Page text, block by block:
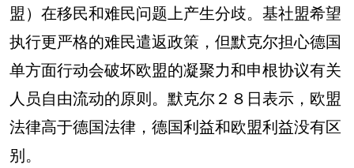
盟）在移民和难民问题上产生分歧。基社盟希望
执行更严格的难民遣返政策，但默克尔担心德国
单方面行动会破坏欧盟的凝聚力和申根协议有关
人员自由流动的原则。默克尔２８日表示，欧盟
法律高于德国法律，德国利益和欧盟利益没有区
别。